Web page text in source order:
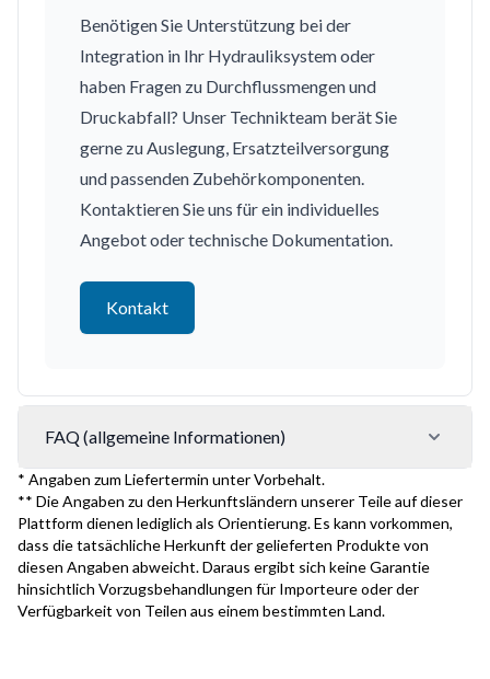
Benötigen Sie Unterstützung bei der
Integration in Ihr Hydrauliksystem oder
haben Fragen zu Durchflussmengen und
Druckabfall? Unser Technikteam berät Sie
gerne zu Auslegung, Ersatzteilversorgung
und passenden Zubehörkomponenten.
Kontaktieren Sie uns für ein individuelles
Angebot oder technische Dokumentation.
Kontakt
FAQ (allgemeine Informationen)
* Angaben zum Liefertermin unter Vorbehalt.
** Die Angaben zu den Herkunftsländern unserer Teile auf dieser
Plattform dienen lediglich als Orientierung. Es kann vorkommen,
dass die tatsächliche Herkunft der gelieferten Produkte von
diesen Angaben abweicht. Daraus ergibt sich keine Garantie
hinsichtlich Vorzugsbehandlungen für Importeure oder der
Verfügbarkeit von Teilen aus einem bestimmten Land.